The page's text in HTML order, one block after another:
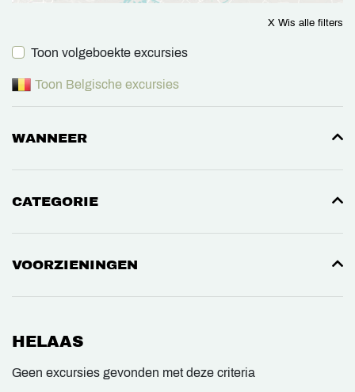
X Wis alle filters
Toon volgeboekte excursies
Toon Belgische excursies
WANNEER
CATEGORIE
VOORZIENINGEN
HELAAS
Geen excursies gevonden met deze criteria